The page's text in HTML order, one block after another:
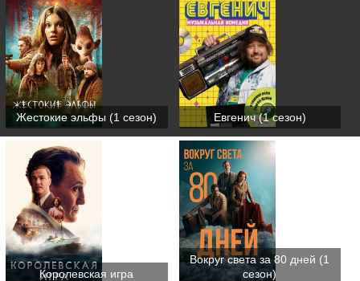
Жестокие эльфы (1 сезон) Евгенич (1 сезон)
Королевская игра
Вокруг света за 80 дней (1
сезон)